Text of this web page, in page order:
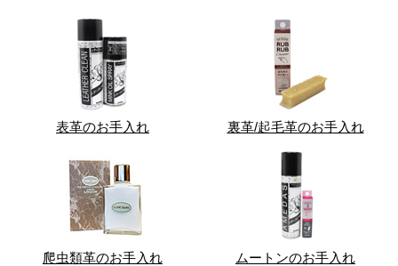
表革のお手入れ 裏革/起毛革のお手入れ
爬虫類革のお手入れ ムートンのお手入れ